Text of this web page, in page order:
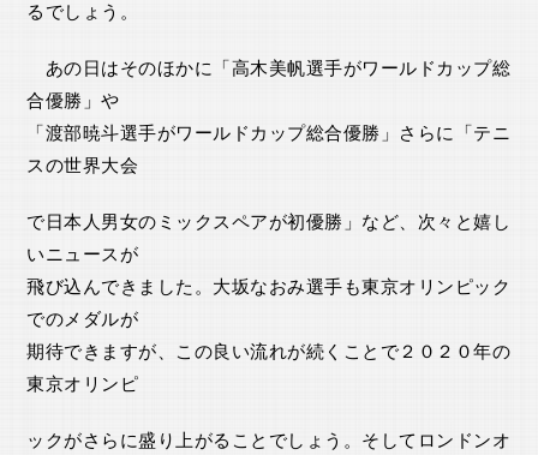
るでしょう。
あの日はそのほかに「高木美帆選手がワールドカップ総
合優勝」や
「渡部暁斗選手がワールドカップ総合優勝」さらに「テニ
スの世界大会
で日本人男女のミックスペアが初優勝」など、次々と嬉し
いニュースが
飛び込んできました。大坂なおみ選手も東京オリンピック
でのメダルが
期待できますが、この良い流れが続くことで２０２０年の
東京オリンピ
ックがさらに盛り上がることでしょう。そしてロンドンオ